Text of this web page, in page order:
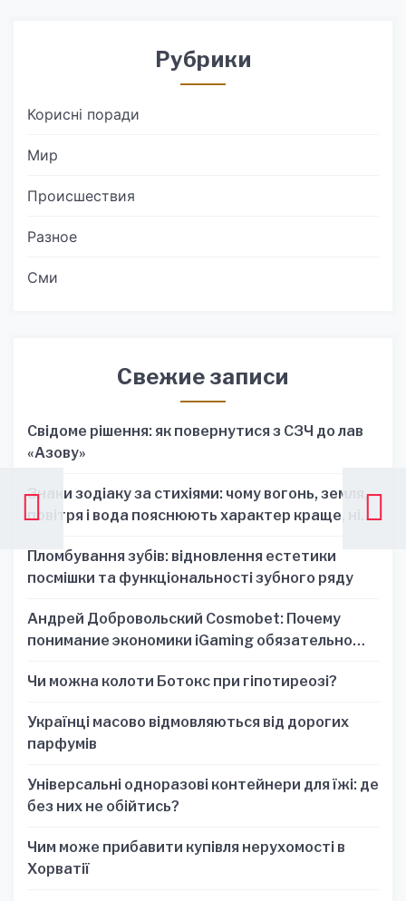
Рубрики
Корисні поради
Мир
Происшествия
Разное
Сми
Свежие записи
Свідоме рішення: як повернутися з СЗЧ до лав
«Азову»
Знаки зодіаку за стихіями: чому вогонь, земля,
повітря і вода пояснюють характер краще, ніж
Пломбування зубів: відновлення естетики
посмішки та функціональності зубного ряду
Андрей Добровольский Cosmobet: Почему
понимание экономики iGaming обязательно
Чи можна колоти Ботокс при гіпотиреозі?
Українці масово відмовляються від дорогих
парфумів
Універсальні одноразові контейнери для їжі: де
без них не обійтись?
Чим може прибавити купівля нерухомості в
Хорватії